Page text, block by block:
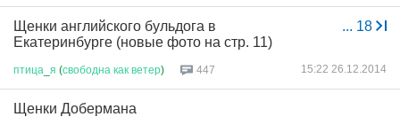
... 18
Щенки английского бульдога в
Екатеринбурге (новые фото на стр. 11)
птица я (свободна как ветер) 447 15:22 26.12.2014
Щенки Добермана